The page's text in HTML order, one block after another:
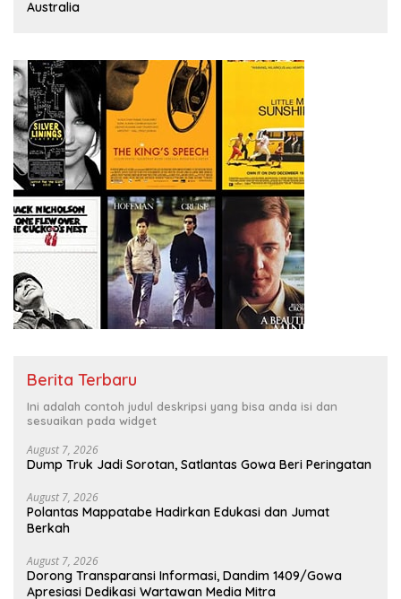
Australia
Berita Terbaru
Ini adalah contoh judul deskripsi yang bisa anda isi dan
sesuaikan pada widget
August 7, 2026
Dump Truk Jadi Sorotan, Satlantas Gowa Beri Peringatan
August 7, 2026
Polantas Mappatabe Hadirkan Edukasi dan Jumat
Berkah
August 7, 2026
Dorong Transparansi Informasi, Dandim 1409/Gowa
Apresiasi Dedikasi Wartawan Media Mitra